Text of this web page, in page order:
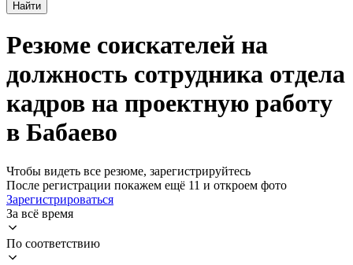
Найти
Резюме соискателей на
должность сотрудника отдела
кадров на проектную работу
в Бабаево
Чтобы видеть все резюме, зарегистрируйтесь
После регистрации покажем ещё 11 и откроем фото
Зарегистрироваться
За всё время
По соответствию